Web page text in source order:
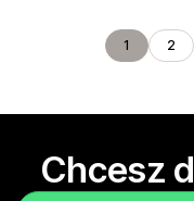
1 2
Chcesz